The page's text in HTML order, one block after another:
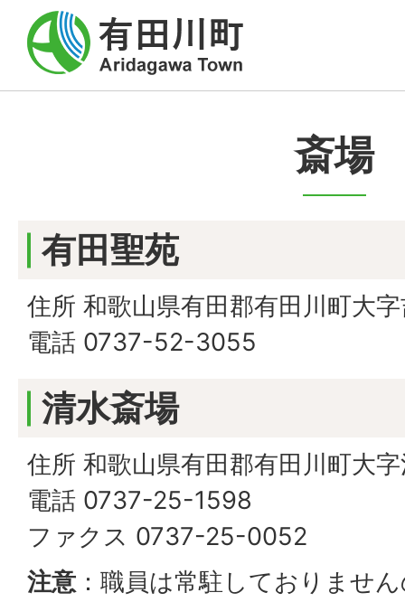
斎場
有田聖苑
住所 和歌山県有田郡有田川町大
電話 0737-52-3055
清水斎場
住所 和歌山県有田郡有田川町大
電話 0737-25-1598
ファクス 0737-25-0052
注意 ：職員は常駐しておりませ